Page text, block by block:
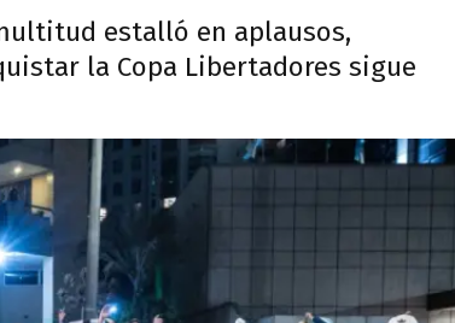
estalló en aplausos,
la Copa Libertadores sigue